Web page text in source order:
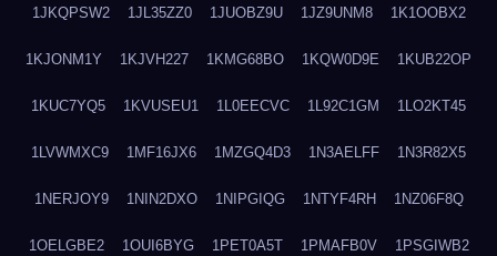
1JKQPSW2 1JL35ZZ0 1JUOBZ9U 1JZ9UNM8 1K1OOBX2
1KJONM1Y 1KJVH227 1KMG68BO 1KQW0D9E 1KUB22OP
1KUC7YQ5 1KVUSEU1 1L0EECVC 1L92C1GM 1LO2KT45
1LVWMXC9 1MF16JX6 1MZGQ4D3 1N3AELFF 1N3R82X5
1NERJOY9 1NIN2DXO 1NIPGIQG 1NTYF4RH 1NZ06F8Q
1OELGBE2 1OUI6BYG 1PET0A5T 1PMAFB0V 1PSGIWB2